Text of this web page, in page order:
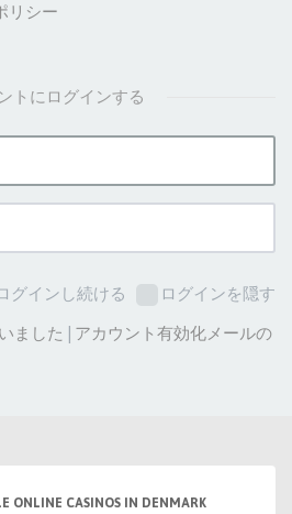
リシー
トにログインする
グインし続ける ログインを隠す
ました | アカウント有効化メールの
ONLINE CASINOS IN DENMARK